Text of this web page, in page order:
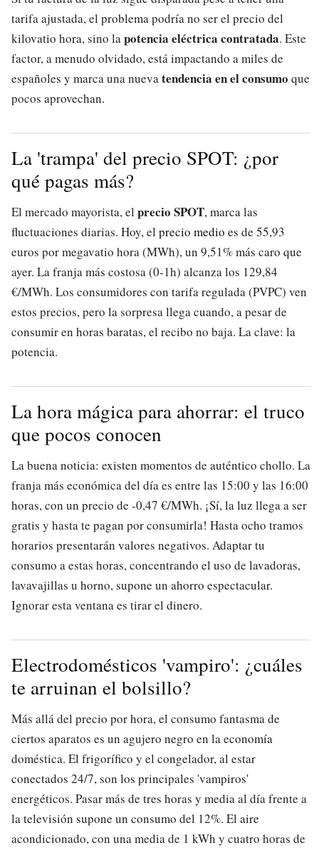
tarifa ajustada, el problema podría no ser el precio del
kilovatio hora, sino lapotencia eléctrica contratada. Este
factor, a menudo olvidado, está impactando a miles de
españoles y marca una nuevatendencia en el consumo que
pocos aprovechan.
La 'trampa' del precio SPOT: ¿por
qué pagas más?
El mercado mayorista, el precio SPOT, marca las
fluctuaciones diarias. Hoy, el precio medio es de 55,93
euros por megavatio hora (MWh), un 9,51% más caro que
ayer. La franja más costosa (0-1h) alcanza los 129,84
€/MWh. Los consumidores con tarifa regulada (PVPC) ven
estos precios, pero la sorpresa llega cuando, a pesar de
consumir en horas baratas, el recibo no baja. La clave: la
potencia.
La hora mágica para ahorrar: el truco
que pocos conocen
La buena noticia: existen momentos de auténtico chollo. La
franja más económica del día es entre las 15:00 y las 16:00
horas, con un precio de -0,47 €/MWh. ¡Sí, la luz llega a ser
gratis y hasta te pagan por consumirla! Hasta ocho tramos
horarios presentarán valores negativos. Adaptar tu
consumo a estas horas, concentrando el uso de lavadoras,
lavavajillas u horno, supone un ahorro espectacular.
Ignorar esta ventana es tirar el dinero.
Electrodomésticos 'vampiro': ¿cuáles
te arruinan el bolsillo?
Más allá del precio por hora, el consumo fantasma de
ciertos aparatos es un agujero negro en la economía
doméstica. El frigorífico y el congelador, al estar
conectados 24/7, son los principales 'vampiros'
energéticos. Pasar más de tres horas y media al día frente a
la televisión supone un consumo del 12%. El aire
acondicionado, con una media de 1 kWh y cuatro horas de